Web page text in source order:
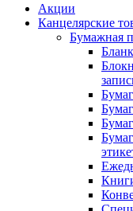
Акции
Канцелярские
Бумажная